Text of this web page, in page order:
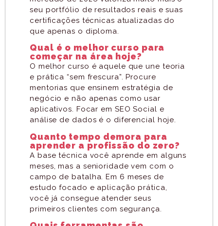
seu portfólio de resultados reais e suas
certificações técnicas atualizadas do
que apenas o diploma.
Qual é o melhor curso para
começar na área hoje?
O melhor curso é aquele que une teoria
e prática “sem frescura”. Procure
mentorias que ensinem estratégia de
negócio e não apenas como usar
aplicativos. Focar em SEO Social e
análise de dados é o diferencial hoje.
Quanto tempo demora para
aprender a profissão do zero?
A base técnica você aprende em alguns
meses, mas a senioridade vem com o
campo de batalha. Em 6 meses de
estudo focado e aplicação prática,
você já consegue atender seus
primeiros clientes com segurança.